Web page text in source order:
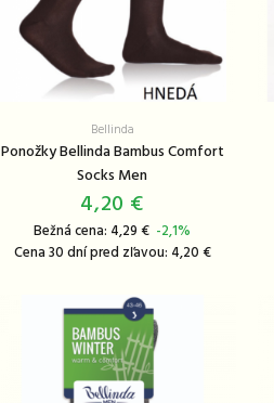
Bellinda
Ponožky Bellinda Bambus Comfort
Socks Men
4,20 €
Bežná cena: 4,29 € -2,1%
Cena 30 dní pred zľavou: 4,20 €